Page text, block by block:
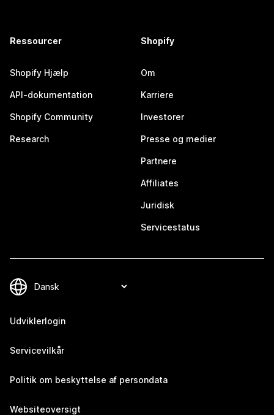
Ressourcer
Shopify Hjælp
API-dokumentation
Shopify Community
Research
Shopify
Om
Karriere
Investorer
Presse og medier
Partnere
Affiliates
Juridisk
Servicestatus
Udviklerlogin
Servicevilkår
Politik om beskyttelse af persondata
Websiteoversigt